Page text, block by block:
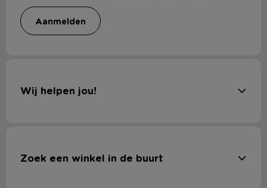
aanmelden
Wij helpen jou!
Zoek een winkel in de buurt